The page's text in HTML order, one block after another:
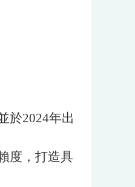
於2024年出
度，打造具